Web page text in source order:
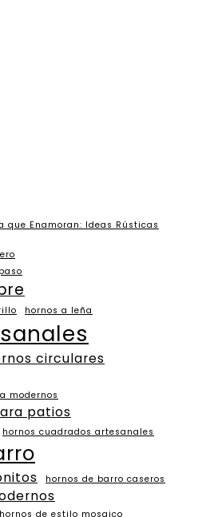
que Enamoran: Ideas Rústicas
hornos a leña
circulares
modernos
patios
hornos cuadrados artesanales
hornos de barro caseros
hornos de estilo mosaico